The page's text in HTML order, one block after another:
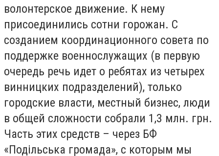
волонтерское движение. К нему
присоединились сотни горожан. С
созданием координационного совета по
поддержке военнослужащих (в первую
очередь речь идет о ребятах из четырех
винницких подразделений), только
городские власти, местный бизнес, люди
в общей сложности собрали 1,3 млн. грн.
Часть этих средств – через БФ
«Подільська громада», с которым мы